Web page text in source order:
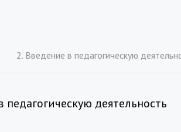
2. Введение в педагогическую
педагогическую деятельность